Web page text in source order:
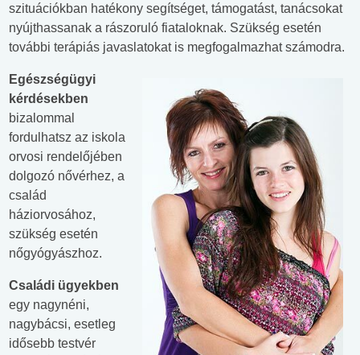
szituációkban hatékony segítséget, támogatást, tanácsokat
nyújthassanak a rászoruló fiataloknak. Szükség esetén
további terápiás javaslatokat is megfogalmazhat számodra.
Egészségügyi
kérdésekben
bizalommal
fordulhatsz az iskola
orvosi rendelőjében
dolgozó nővérhez, a
család
háziorvosához,
szükség esetén
nőgyógyászhoz.
Családi ügyekben
egy nagynéni,
nagybácsi, esetleg
idősebb testvér